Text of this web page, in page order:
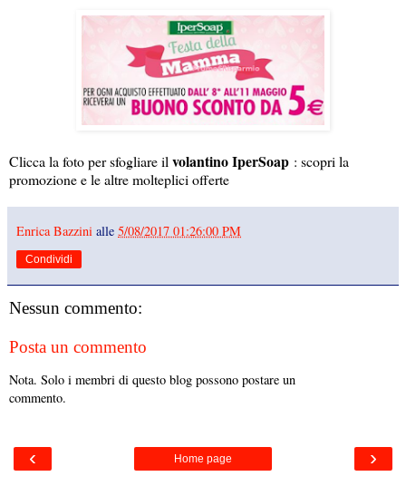
Clicca la foto per sfogliare il volantino IperSoap : scopri la
promozione e le altre molteplici offerte
Enrica Bazzini alle 5/08/2017 01:26:00 PM
Condividi
Nessun commento:
Posta un commento
Nota. Solo i membri di questo blog possono postare un
commento.
‹ ›
Home page